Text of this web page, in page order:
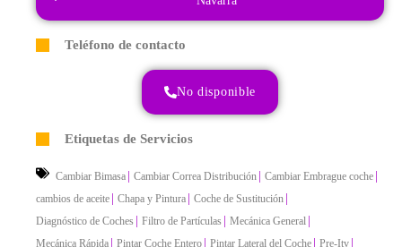
Teléfono de contacto
No disponible
Etiquetas de Servicios
Cambiar Bimasa Cambiar Correa Distribución Cambiar Embrague coche
cambios de aceite Chapa y Pintura Coche de Sustitución
Diagnóstico de Coches Filtro de Partículas Mecánica General
Mecánica Rápida Pintar Coche Entero Pintar Lateral del Coche Pre-Itv